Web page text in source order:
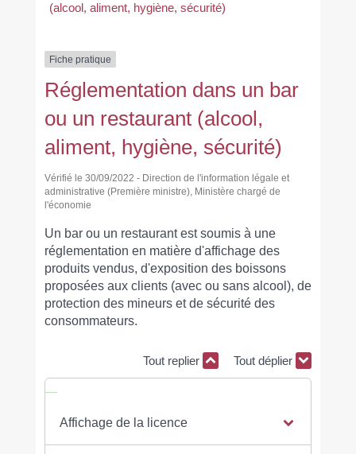
(alcool, aliment, hygiène, sécurité)
Fiche pratique
Réglementation dans un bar
ou un restaurant (alcool,
aliment, hygiène, sécurité)
Vérifié le 30/09/2022 - Direction de l'information légale et
administrative (Première ministre), Ministère chargé de
l'économie
Un bar ou un restaurant est soumis à une
réglementation en matière d'affichage des
produits vendus, d'exposition des boissons
proposées aux clients (avec ou sans alcool), de
protection des mineurs et de sécurité des
consommateurs.
Tout replier Tout déplier
Affichage de la licence